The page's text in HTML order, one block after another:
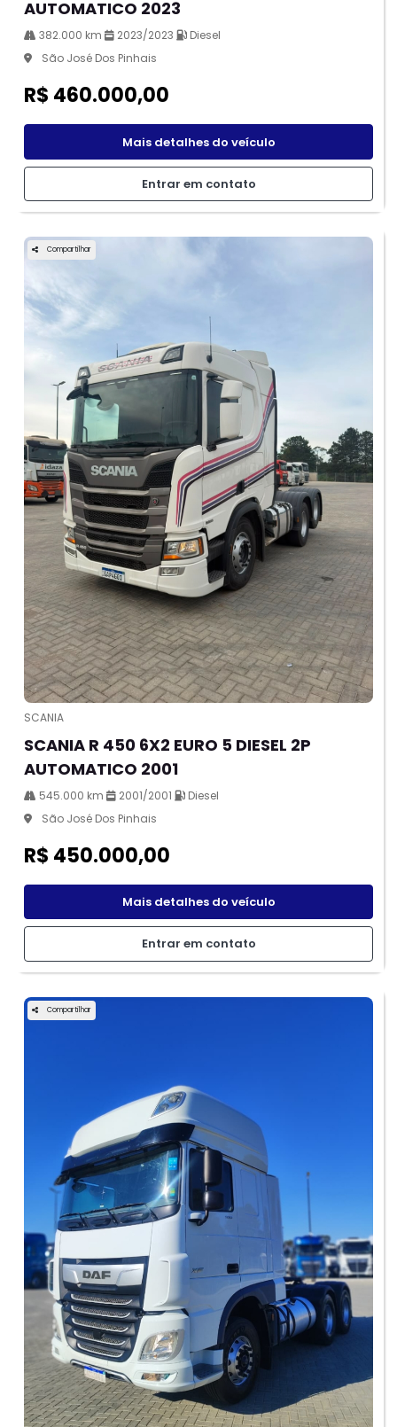
AUTOMATICO 2023
382.000 km 2023/2023
Diesel
São José Dos Pinhais
R$ 460.000,00
Mais detalhes do veículo
Entrar em contato
Compartilhar
SCANIA
SCANIA R 450 6X2 EURO 5 DIESEL 2P
AUTOMATICO 2001
545.000 km 2001/2001
Diesel
São José Dos Pinhais
R$ 450.000,00
Mais detalhes do veículo
Entrar em contato
Compartilhar